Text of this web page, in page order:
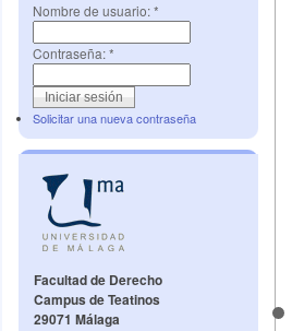
Nombre de usuario:*
Contraseña:*
Solicitar una nueva contraseña
Facultad de Derecho
Campus de Teatinos
29071 Málaga